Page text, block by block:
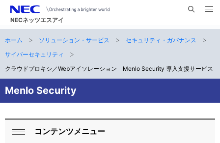
NECネッツエスアイ
ト
索
メ
ナ
ビ
ゲ
ー
シ
ョ
サ
イ
ト
内
の
現
ホーム ソリューション・サービス
セキュリティ・ガバナンス
サイバーセキュリティ
クラウドプロキシ／Webアイソレーション Menlo Security 導入支援サービス
Menlo Security
ロ
コンテンツメニュー